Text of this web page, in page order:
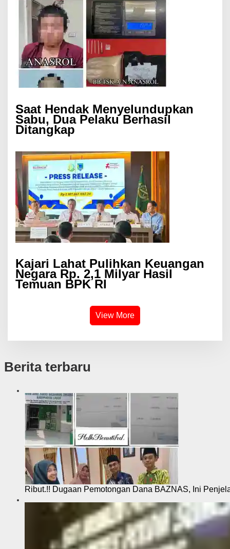
Saat Hendak Menyelundupkan
Sabu, Dua Pelaku Berhasil
Ditangkap
Kajari Lahat Pulihkan Keuangan
Negara Rp. 2,1 Milyar Hasil
Temuan BPK RI
View More
Berita terbaru
Ribut.!! Dugaan Pemotongan Dana BAZNAS, Ini